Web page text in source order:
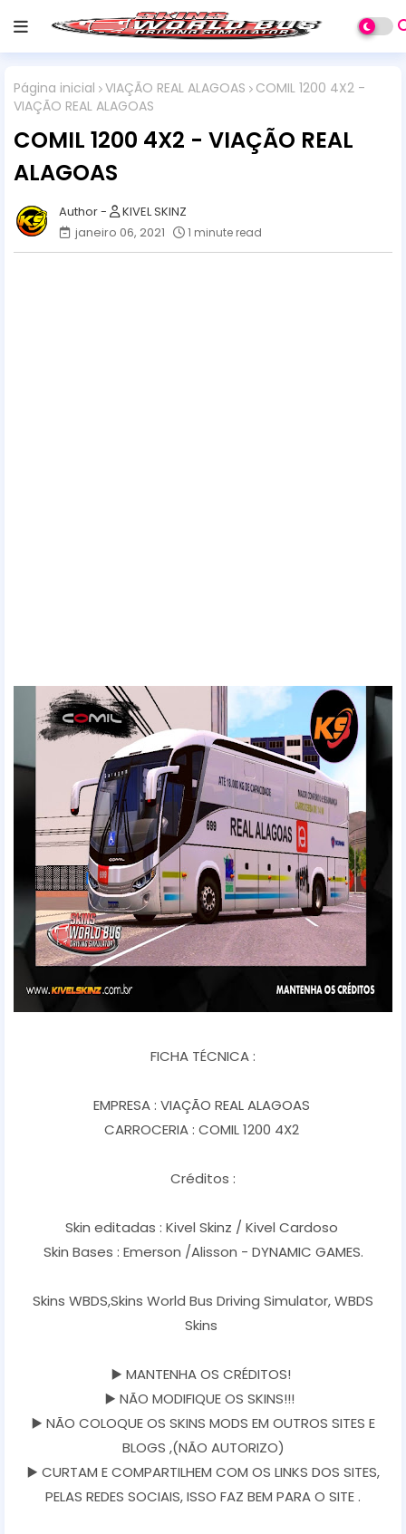
Página inicial VIAÇÃO REAL ALAGOAS
COMIL 1200 4X2 -
VIAÇÃO REAL ALAGOAS
COMIL 1200 4X2 - VIAÇÃO REAL
ALAGOAS
KIVEL SKINZ
janeiro 06, 2021
1 minute read
FICHA TÉCNICA :
EMPRESA : VIAÇÃO REAL ALAGOAS
CARROCERIA : COMIL 1200 4X2
Créditos :
Skin editadas : Kivel Skinz / Kivel Cardoso
Skin Bases : Emerson /Alisson - DYNAMIC GAMES.
Skins WBDS,Skins World Bus Driving Simulator, WBDS
Skins
▶️ MANTENHA OS CRÉDITOS!
▶️ NÃO MODIFIQUE OS SKINS!!!
▶️ NÃO COLOQUE OS SKINS MODS EM OUTROS SITES E
BLOGS ,(NÃO AUTORIZO)
▶️ CURTAM E COMPARTILHEM COM OS LINKS DOS SITES,
PELAS REDES SOCIAIS, ISSO FAZ BEM PARA O SITE .